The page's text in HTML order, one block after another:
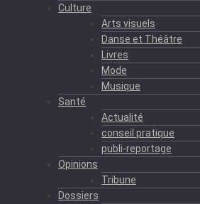
Culture
Arts visuels
Danse et Théâtre
Livres
Mode
Musique
Santé
Actualité
conseil pratique
publi-reportage
Opinions
Tribune
Dossiers